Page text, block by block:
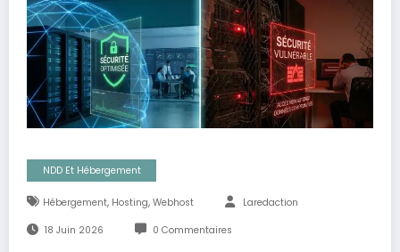
NDD Et Hébergement
Hébergement, Hosting, Webhost Laredaction
18 Juin 2026 0 Commentaires